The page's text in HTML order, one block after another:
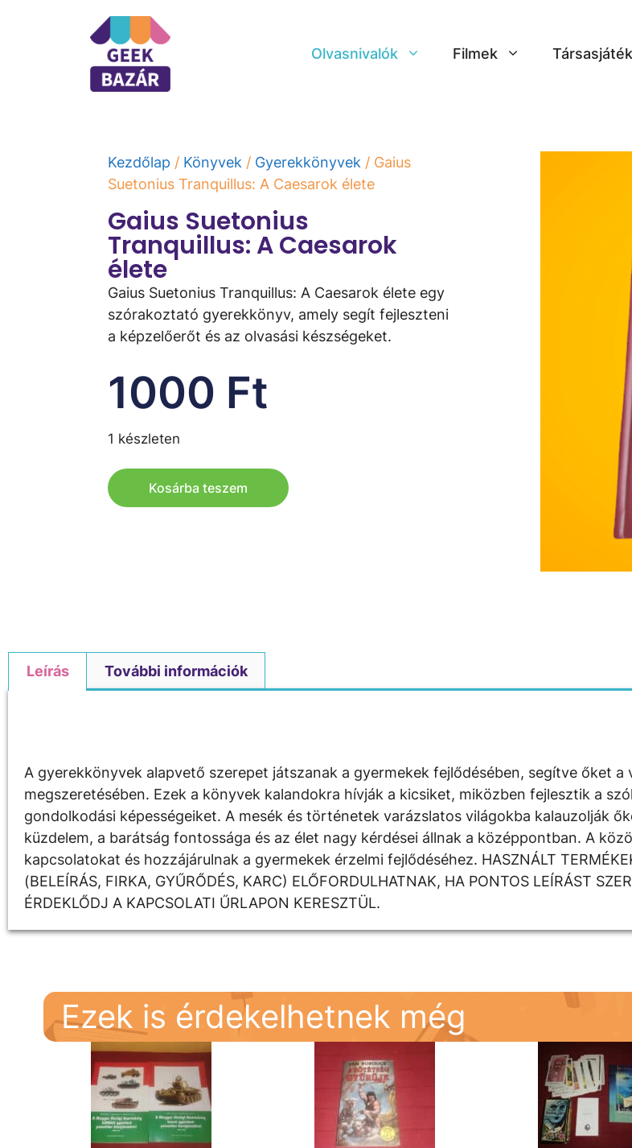
Olvasnivalók Filmek
Kezdőlap / Könyvek / Gyerekkönyvek / Gaius
Suetonius Tranquillus: A Caesarok élete
Gaius Suetonius
Tranquillus: A Caesarok
élete
Gaius Suetonius Tranquillus: A Caesarok élete egy
szórakoztató gyerekkönyv, amely segít fejleszteni
a képzelőerőt és az olvasási készségeket.
1000 Ft
1 készleten
Kosárba teszem
Leírás További információk
A gyerekkönyvek alapvető szerepet játszanak a gyermekek fejlődésében, segítve őket a
megszeretésében. Ezek a könyvek kalandokra hívják a kicsiket, miközben fejlesztik a
gondolkodási képességeiket. A mesék és történetek varázslatos világokba kalauzolják
küzdelem, a barátság fontossága és az élet nagy kérdései állnak a középpontban. A
kapcsolatokat és hozzájárulnak a gyermekek érzelmi fejlődéséhez. HASZNÁLT
(BELEÍRÁS, FIRKA, GYŰRŐDÉS, KARC) ELŐFORDULHATNAK, HA PONTOS LEÍRÁST
ÉRDEKLŐDJ A KAPCSOLATI ŰRLAPON KERESZTÜL.
Ezek is érdekelhetnek még